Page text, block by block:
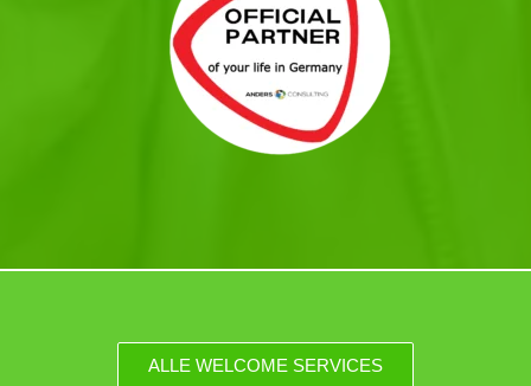
ALLE WELCOME SERVICES